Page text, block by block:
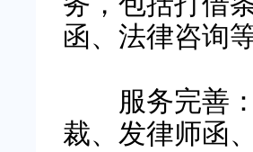
函、法律咨询
服务完善：
裁、发律师函